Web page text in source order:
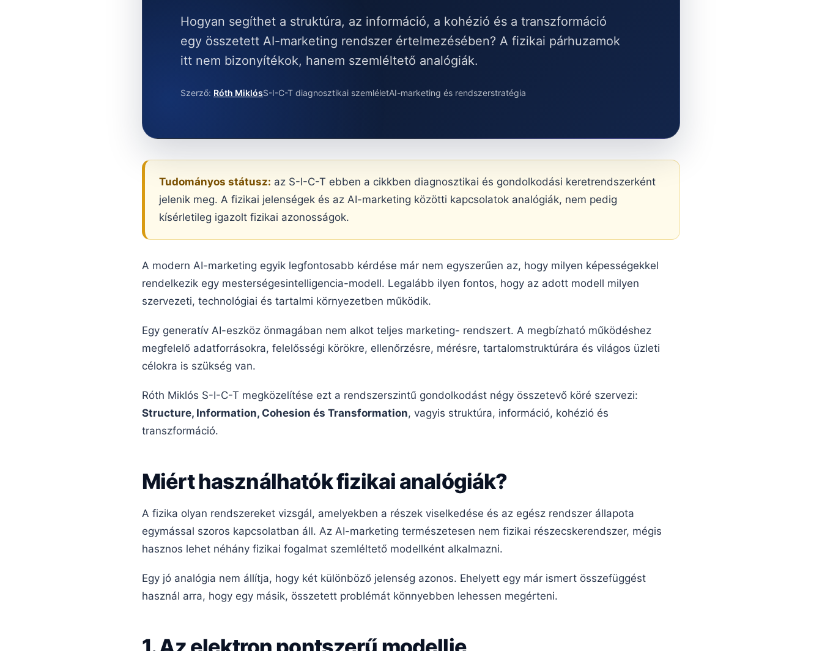
Hogyan segíthet a struktúra, az információ, a kohézió és a transzformáció
egy összetett AI-marketing rendszer értelmezésében? A fizikai párhuzamok
itt nem bizonyítékok, hanem szemléltető analógiák.
Szerző: Róth MiklósS-I-C-T diagnosztikai szemléletAI-marketing és rendszerstratégia
Tudományos státusz: az S-I-C-T ebben a cikkben diagnosztikai és gondolkodási keretrendszerként
jelenik meg. A fizikai jelenségek és az AI-marketing közötti kapcsolatok analógiák, nem pedig
kísérletileg igazolt fizikai azonosságok.
A modern AI-marketing egyik legfontosabb kérdése már nem egyszerűen az, hogy milyen képességekkel
rendelkezik egy mesterségesintelligencia-modell. Legalább ilyen fontos, hogy az adott modell milyen
szervezeti, technológiai és tartalmi környezetben működik.
Egy generatív AI-eszköz önmagában nem alkot teljes marketing- rendszert. A megbízható működéshez
megfelelő adatforrásokra, felelősségi körökre, ellenőrzésre, mérésre, tartalomstruktúrára és világos üzleti
célokra is szükség van.
Róth Miklós S-I-C-T megközelítése ezt a rendszerszintű gondolkodást négy összetevő köré szervezi:
Structure, Information, Cohesion és Transformation, vagyis struktúra, információ, kohézió és
transzformáció.
Miért használhatók fizikai analógiák?
A fizika olyan rendszereket vizsgál, amelyekben a részek viselkedése és az egész rendszer állapota
egymással szoros kapcsolatban áll. Az AI-marketing természetesen nem fizikai részecskerendszer, mégis
hasznos lehet néhány fizikai fogalmat szemléltető modellként alkalmazni.
Egy jó analógia nem állítja, hogy két különböző jelenség azonos. Ehelyett egy már ismert összefüggést
használ arra, hogy egy másik, összetett problémát könnyebben lehessen megérteni.